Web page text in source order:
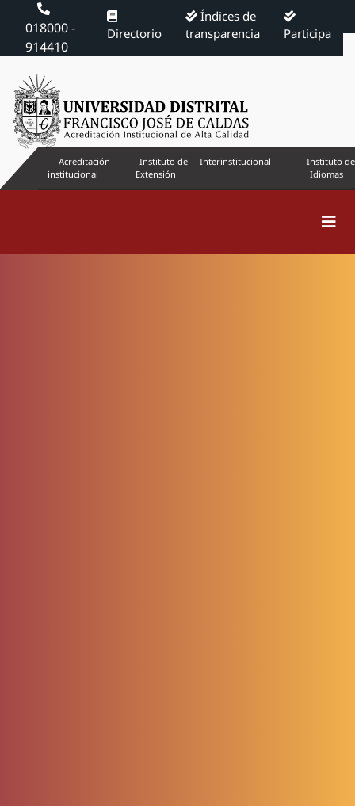
018000 -
914410
Directorio
Índices de
transparencia
Participa
Acreditación
institucional
Instituto de
Extensión
Interinstitucional
Instituto de
Idiomas